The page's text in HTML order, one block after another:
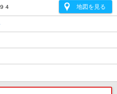
４ 地図を見る